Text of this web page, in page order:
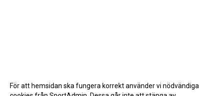
För att hemsidan ska fungera korrekt använder vi nödvändiga